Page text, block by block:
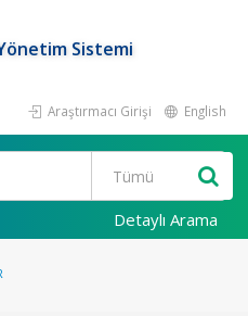
Sistemi
Araştırmacı Girişi English
Detaylı Arama